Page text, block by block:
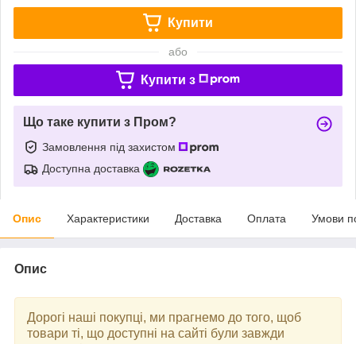
Купити
або
Купити з
Що таке купити з Пром?
Замовлення під захистом
Доступна доставка
Опис Характеристики Доставка Оплата Умови
Опис
Дорогі наші покупці, ми прагнемо до того, щоб
товари ті, що доступні на сайті були завжди